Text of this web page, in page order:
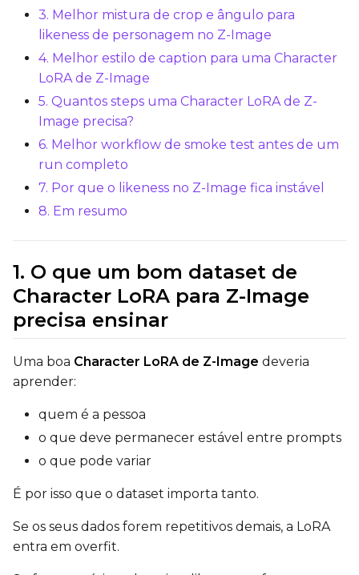
Weighted
Balanced
Loss Type
ToggleUse EMA
Use EMA
Text Encoder Optimizations
Toggle Cache Text
Cache Text
Toggle Blank Prompt
Blank Prompt
ToggleContrastive
Contrastive Guidance
3. Melhor mistura de crop e ângulo para
likeness de personagem no Z-Image
4. Melhor estilo de caption para uma Character
LoRA de Z-Image
5. Quantos steps uma Character LoRA de Z-
Image precisa?
6. Melhor workflow de smoke test antes de um
run completo
7. Por que o likeness no Z-Image fica instável
8. Em resumo
1. O que um bom dataset de
Character LoRA para Z-Image
precisa ensinar
Uma boa Character LoRA de Z-Image deveria
aprender:
quem é a pessoa
o que deve permanecer estável entre prompts
o que pode variar
É por isso que o dataset importa tanto.
Se os seus dados forem repetitivos demais, a LoRA
entra em overfit.